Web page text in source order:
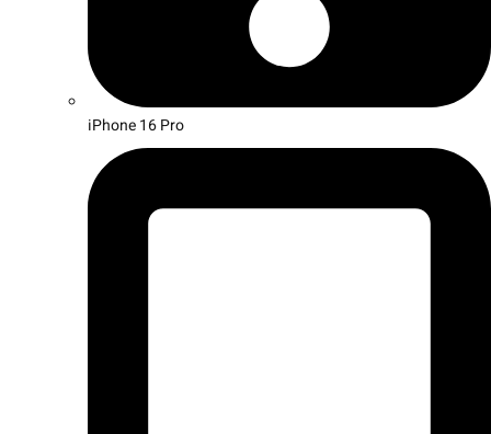
iPhone 16 Pro